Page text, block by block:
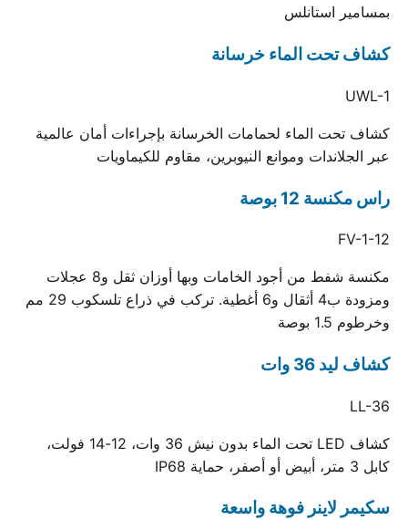
بمسامير استانلس
كشاف تحت الماء خرسانة
UWL-1
كشاف تحت الماء لحمامات الخرسانة بإجراءات أمان عالمية
عبر الجلاندات وموانع النيوبرين، مقاوم للكيماويات
راس مكنسة 12 بوصة
FV-1-12
مكنسة شفط من أجود الخامات وبها أوزان ثقل و8 عجلات
ومزودة ب4 أثقال و6 أغطية. تركب في ذراع تلسكوب 29 مم
وخرطوم 1.5 بوصة
كشاف ليد 36 وات
LL-36
كشاف LED تحت الماء بدون نيش 36 وات، 12-14 فولت،
كابل 3 متر، أبيض أو أصفر، حماية IP68
سكيمر لاينر فوهة واسعة